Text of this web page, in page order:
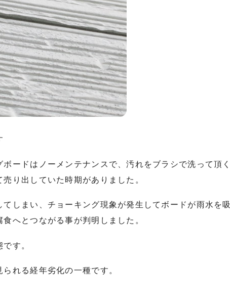
ードはノーメンテナンスで、汚れをブラシで洗って頂く
り出していた時期がありました。
しまい、チョーキング現象が発生してボードが雨水を吸
へとつながる事が判明しました。
す。
れる経年劣化の一種です。